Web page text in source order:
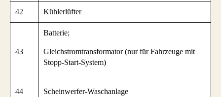
42 Kühlerlüfter
43
Batterie;
Gleichstromtransformator (nur für Fahrzeuge mit
Stopp-Start-System)
44 Scheinwerfer-Waschanlage